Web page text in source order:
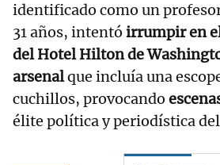
identificado como un
31 años, intentó irrumpir en
del Hotel Hilton de
arsenalque incluía una
cuchillos, provocando
élite política y periodística